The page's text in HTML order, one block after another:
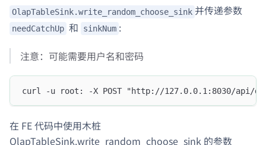
OlapTableSink.write_random_choose_sink 并传递参数
needCatchUp 和 sinkNum :
注意：可能需要用户名和密码
curl -u root: -X POST "http://127.0.0.1:8030/api/
在 FE 代码中使用木桩
OlapTableSink.write_random_choose_sink 的参数